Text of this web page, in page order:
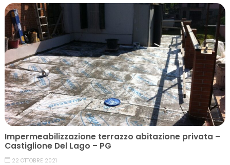
Impermeabilizzazione terrazzo abitazione privata –
Castiglione Del Lago – PG
22 OTTOBRE 2021